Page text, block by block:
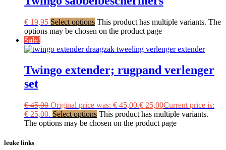
€ 19,95 Select options This product has multiple variants. The
options may be chosen on the product page
Sale!
Twingo extender; rugpand verlenger
set
€45,00 Original price was: € 45,00.€ 25,00Current price is:
€ 25,00. Select options This product has multiple variants.
The options may be chosen on the product page
leuke links